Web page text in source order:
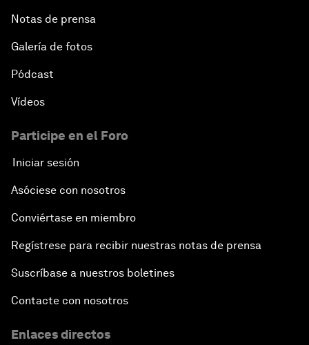
Notas de prensa
Galería de fotos
Pódcast
Vídeos
Participe en el Foro
Iniciar sesión
Asóciese con nosotros
Conviértase en miembro
Regístrese para recibir nuestras notas de prensa
Suscríbase a nuestros boletines
Contacte con nosotros
Enlaces directos